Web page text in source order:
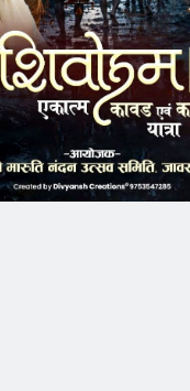
का आरोप, ट्रक चालक ने एसडीएम